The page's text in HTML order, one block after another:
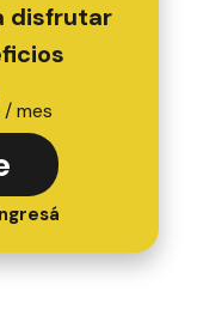
disfrutar
/ mes